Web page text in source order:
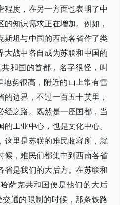
程度，在另一方面也表明了中
知识需求正在增加。例如，
斯坦与中国的西南各省作了类
大战中各自成为苏联和中国的
和国的首都，名字很怪，叫
地势很高，附近的山上常有雪
边界，不过一百五十英里，
经之路。既然是一座国都，当
工业中心，也是文化中心。
这里是苏联的难民收容所，就
候，难民们都集中到西南各省
省是我们的大后方。在苏联和
萨克共和国便是他们的大后
通的限制的时候，那条铁路